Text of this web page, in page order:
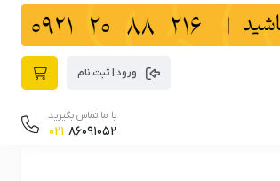
ورود | ثبت نام
با ما تماس بگیرید
021 86091052